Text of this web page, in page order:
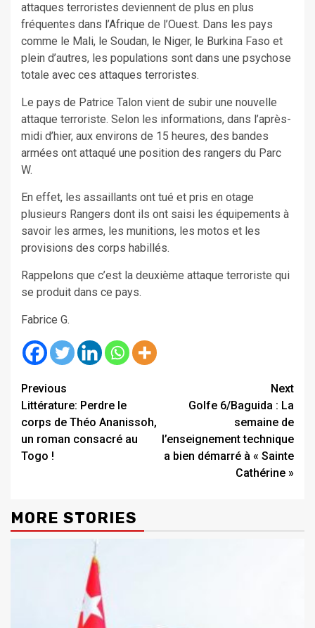
attaques terroristes deviennent de plus en plus
fréquentes dans l’Afrique de l’Ouest. Dans les pays
comme le Mali, le Soudan, le Niger, le Burkina Faso et
plein d’autres, les populations sont dans une psychose
totale avec ces attaques terroristes.
Le pays de Patrice Talon vient de subir une nouvelle
attaque terroriste. Selon les informations, dans l’après-
midi d’hier, aux environs de 15 heures, des bandes
armées ont attaqué une position des rangers du Parc
W.
En effet, les assaillants ont tué et pris en otage
plusieurs Rangers dont ils ont saisi les équipements à
savoir les armes, les munitions, les motos et les
provisions des corps habillés.
Rappelons que c’est la deuxième attaque terroriste qui
se produit dans ce pays.
Fabrice G.
Continue
Reading
Previous
Littérature: Perdre le
corps de Théo Ananissoh,
un roman consacré au
Togo !
Next
Golfe 6/Baguida : La
semaine de
l’enseignement technique
a bien démarré à « Sainte
Cathérine »
MORE STORIES